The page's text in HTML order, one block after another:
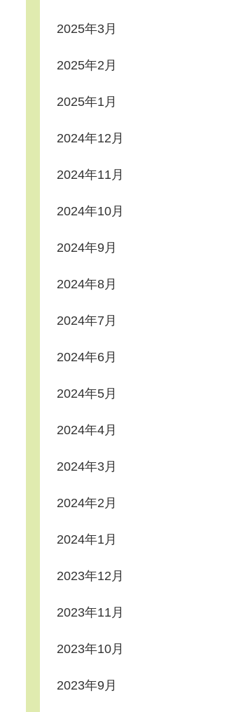
2025年3月
2025年2月
2025年1月
2024年12月
2024年11月
2024年10月
2024年9月
2024年8月
2024年7月
2024年6月
2024年5月
2024年4月
2024年3月
2024年2月
2024年1月
2023年12月
2023年11月
2023年10月
2023年9月